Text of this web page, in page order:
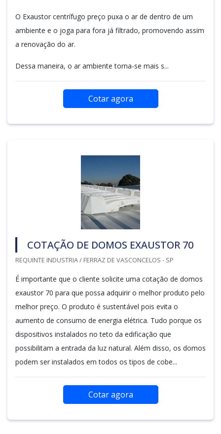
O Exaustor centrífugo preço puxa o ar de dentro de um
ambiente e o joga para fora já filtrado, promovendo assim
a renovação do ar.
Dessa maneira, o ar ambiente torna-se mais s...
Cotar agora
COTAÇÃO DE DOMOS EXAUSTOR 70
REQUINTE INDUSTRIA / FERRAZ DE VASCONCELOS - SP
É importante que o cliente solicite uma cotação de domos
exaustor 70 para que possa adquirir o melhor produto pelo
melhor preço. O produto é sustentável pois evita o
aumento de consumo de energia elétrica. Tudo porque os
dispositivos instalados no teto da edificação que
possibilitam a entrada da luz natural. Além disso, os domos
podem ser instalados em todos os tipos de cobe...
Cotar agora